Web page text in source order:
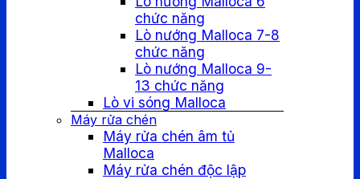
chức năng
Lò nướng Malloca 7-8
chức năng
Lò nướng Malloca 9-
13 chức năng
Lò vi sóng Malloca
Máy rửa chén
Máy rửa chén âm tủ
Malloca
Máy rửa chén độc lập